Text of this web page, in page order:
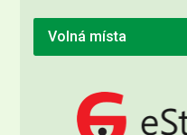
Volná místa